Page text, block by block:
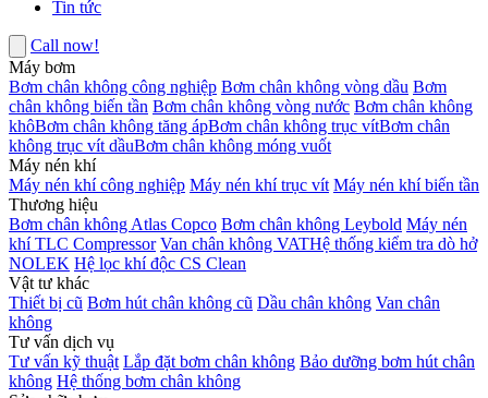
Tin tức
Call now!
Máy bơm
Bơm chân không công nghiệp Bơm chân không vòng dầu Bơm
chân không biến tần Bơm chân không vòng nước Bơm chân không
khôBơm chân không tăng ápBơm chân không trục vítBơm chân
không trục vít dầuBơm chân không móng vuốt
Máy nén khí
Máy nén khí công nghiệp Máy nén khí trục vít Máy nén khí biến tần
Thương hiệu
Bơm chân không Atlas Copco Bơm chân không Leybold Máy nén
khí TLC Compressor Van chân không VATHệ thống kiểm tra dò hở
NOLEK Hệ lọc khí độc CS Clean
Vật tư khác
Thiết bị cũ Bơm hút chân không cũ Dầu chân không Van chân
không
Tư vấn dịch vụ
Tư vấn kỹ thuật Lắp đặt bơm chân không Bảo dưỡng bơm hút chân
không Hệ thống bơm chân không